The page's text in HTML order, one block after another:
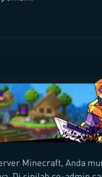
Minecraft, Anda